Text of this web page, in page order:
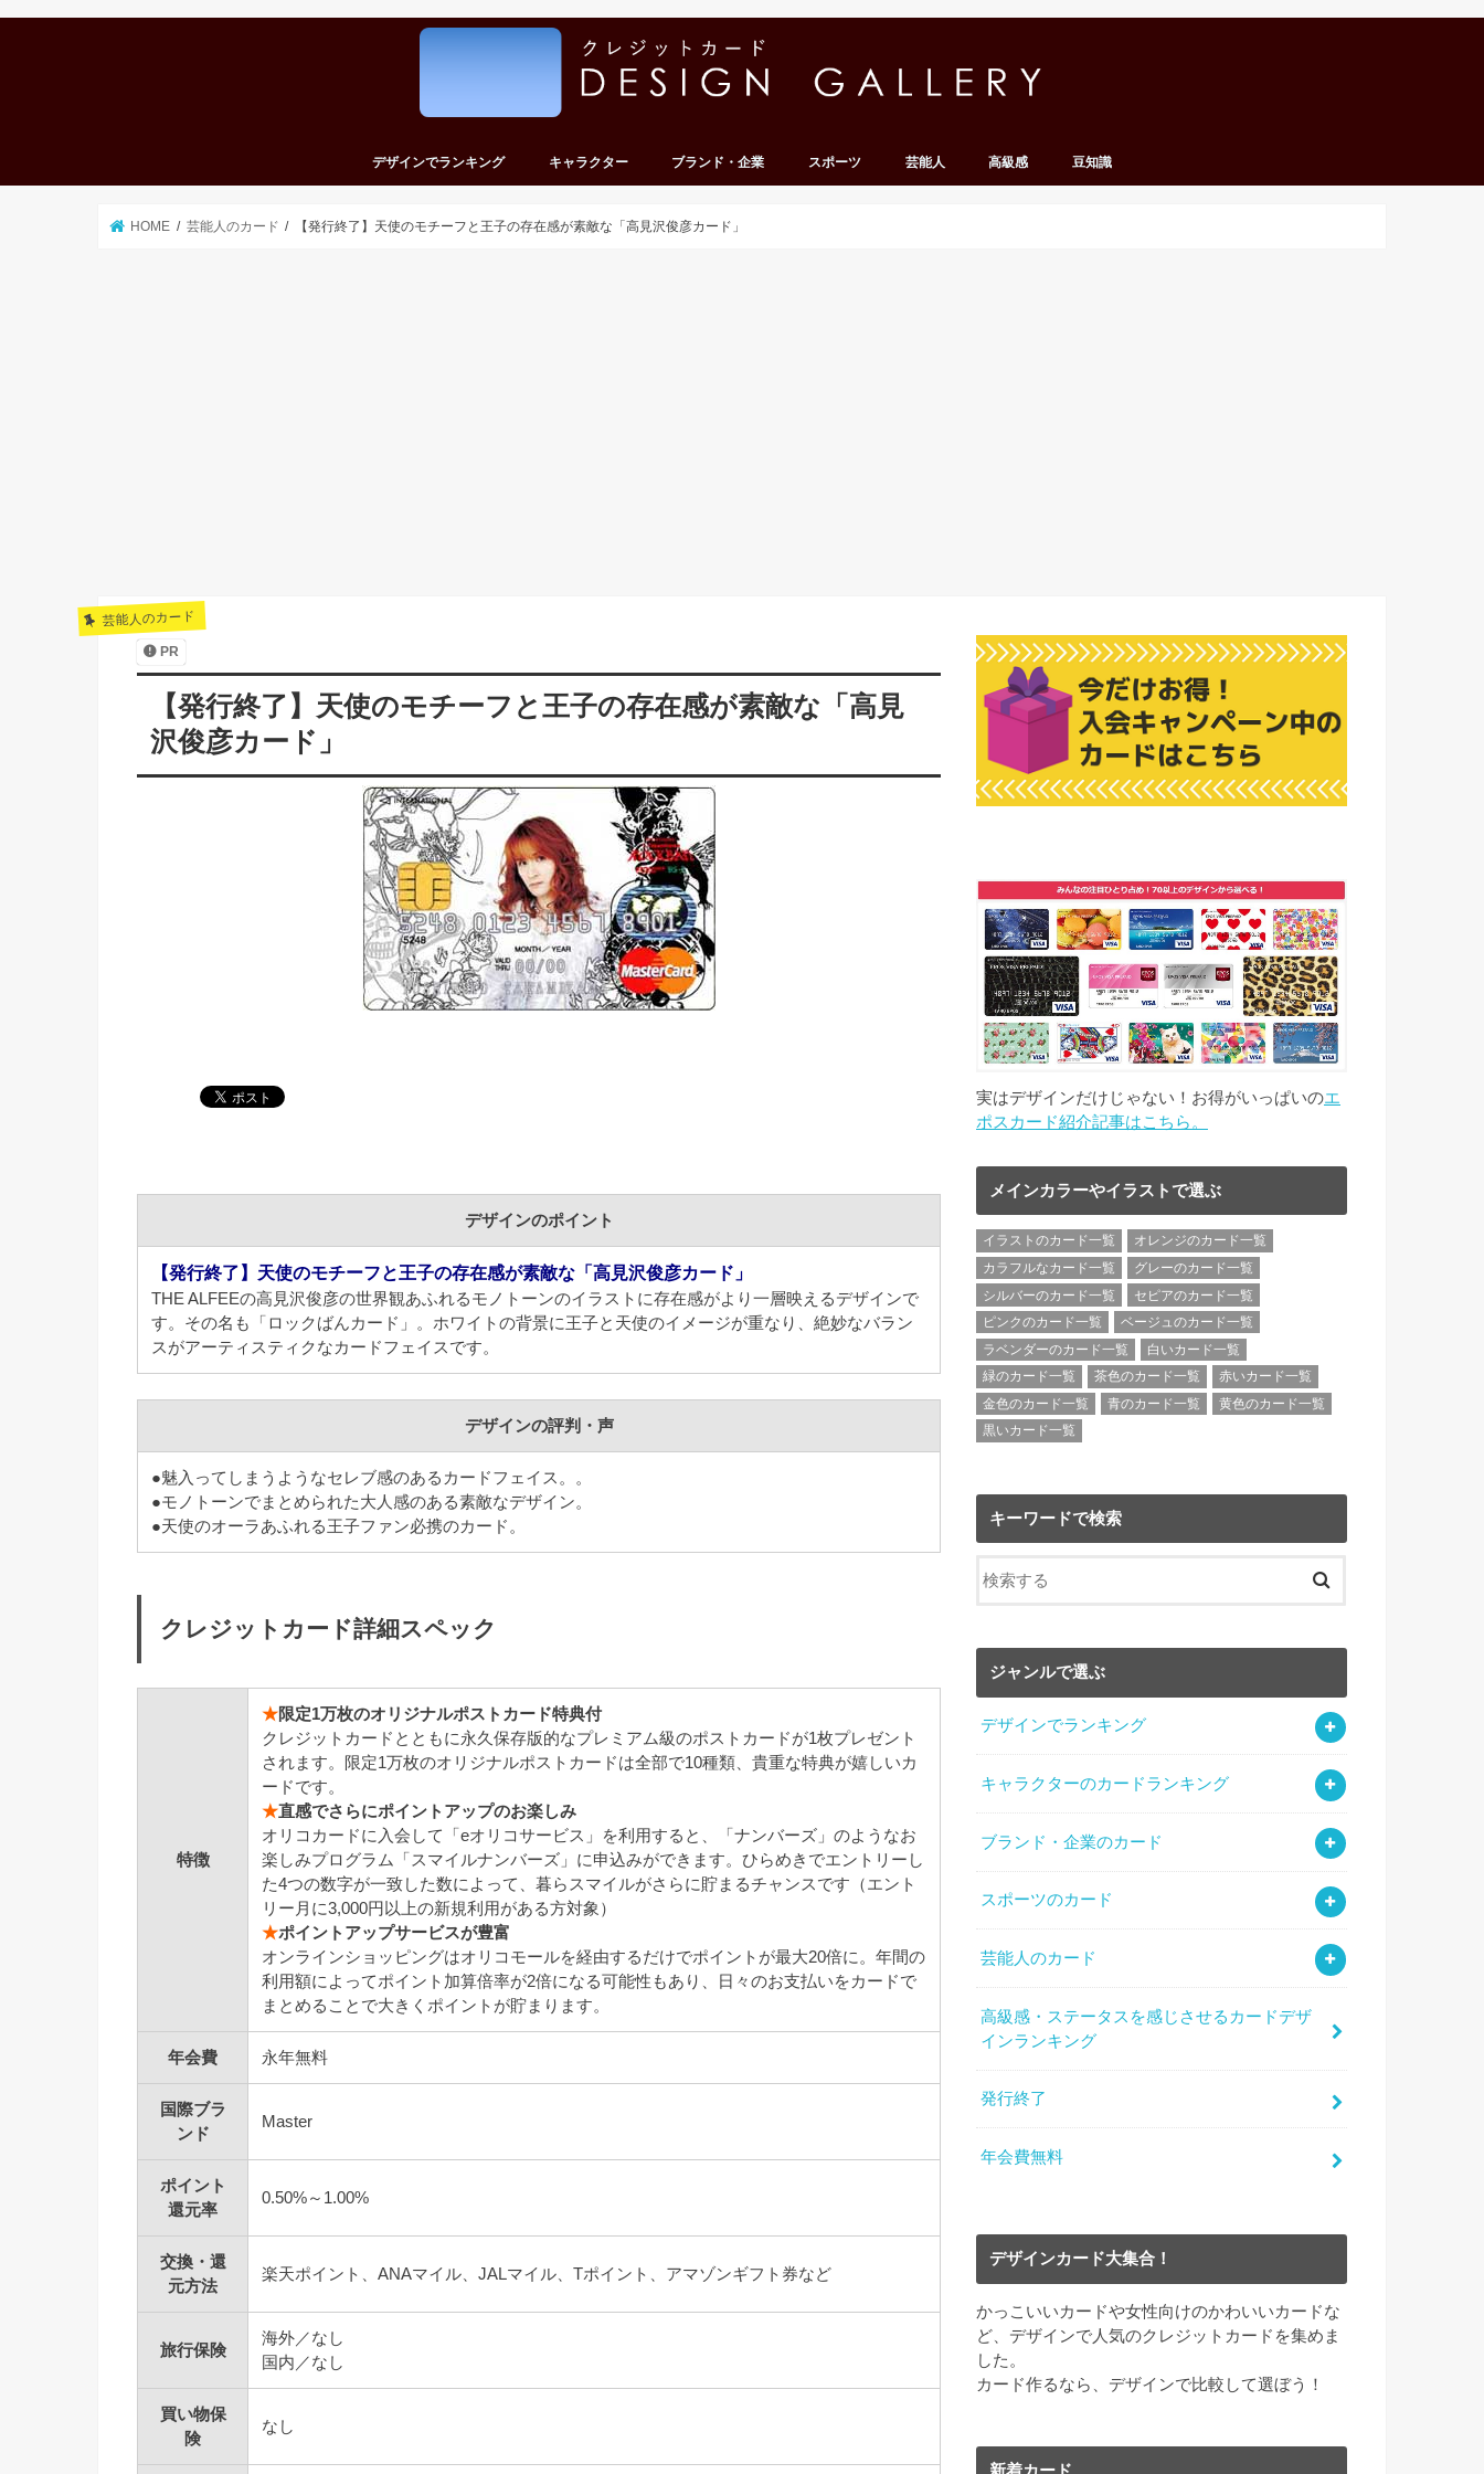
デザインでランキング キャラクター ブランド・企業 スポーツ 芸能人 高級感 豆知識
HOME 芸能人のカード 【発行終了】天使のモチーフと王子の存在感が素敵な「高見沢俊彦カード」
芸能人のカード
PR
【発行終了】天使のモチーフと王子の存在感が素敵な「高見
沢俊彦カード」
デザインのポイント
【発行終了】天使のモチーフと王子の存在感が素敵な「高見沢俊彦カード」
THE ALFEEの高見沢俊彦の世界観あふれるモノトーンのイラストに存在感がより一層映えるデザインで
す。その名も「ロックばんカード」。ホワイトの背景に王子と天使のイメージが重なり、絶妙なバラン
スがアーティスティクなカードフェイスです。
デザインの評判・声
●魅入ってしまうようなセレブ感のあるカードフェイス。。
●モノトーンでまとめられた大人感のある素敵なデザイン。
●天使のオーラあふれる王子ファン必携のカード。
クレジットカード詳細スペック
特徴
★限定1万枚のオリジナルポストカード特典付
クレジットカードとともに永久保存版的なプレミアム級のポストカードが1枚プレゼント
されます。限定1万枚のオリジナルポストカードは全部で10種類、貴重な特典が嬉しいカ
ードです。
★直感でさらにポイントアップのお楽しみ
オリコカードに入会して「eオリコサービス」を利用すると、「ナンバーズ」のようなお
楽しみプログラム「スマイルナンバーズ」に申込みができます。ひらめきでエントリーし
た4つの数字が一致した数によって、暮らスマイルがさらに貯まるチャンスです（エント
リー月に3,000円以上の新規利用がある方対象）
★ポイントアップサービスが豊富
オンラインショッピングはオリコモールを経由するだけでポイントが最大20倍に。年間の
利用額によってポイント加算倍率が2倍になる可能性もあり、日々のお支払いをカードで
まとめることで大きくポイントが貯まります。
年会費 永年無料
国際ブラ
ンド
Master
ポイント
還元率
0.50%～1.00%
交換・還
元方法
楽天ポイント、ANAマイル、JALマイル、Tポイント、アマゾンギフト券など
旅行保険
海外／なし
国内／なし
買い物保
険
なし
実はデザインだけじゃない！お得がいっぱいのエ
ポスカード紹介記事はこちら。
メインカラーやイラストで選ぶ
イラストのカード一覧
オレンジのカード一覧
カラフルなカード一覧
グレーのカード一覧
シルバーのカード一覧
セピアのカード一覧
ピンクのカード一覧
ベージュのカード一覧
ラベンダーのカード一覧
白いカード一覧
緑のカード一覧
茶色のカード一覧
赤いカード一覧
金色のカード一覧
青のカード一覧
黄色のカード一覧
黒いカード一覧
キーワードで検索
ジャンルで選ぶ
デザインでランキング
キャラクターのカードランキング
ブランド・企業のカード
スポーツのカード
芸能人のカード
高級感・ステータスを感じさせるカードデザ
インランキング
発行終了
年会費無料
デザインカード大集合！
かっこいいカードや女性向けのかわいいカードな
ど、デザインで人気のクレジットカードを集めま
した。
カード作るなら、デザインで比較して選ぼう！